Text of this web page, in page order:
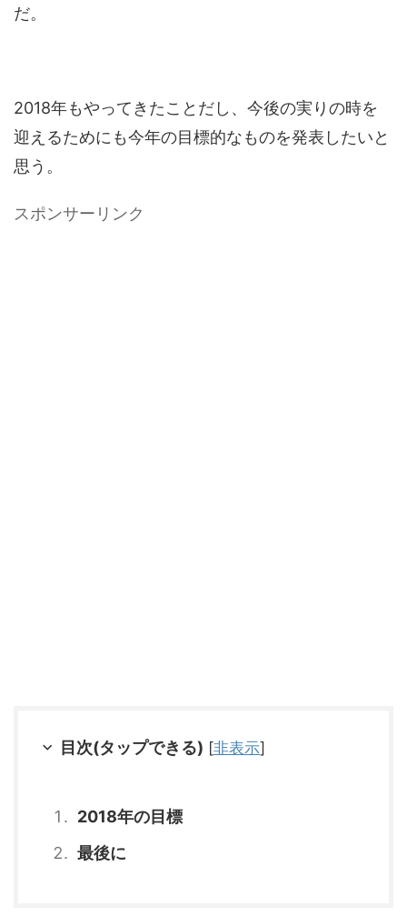
だ。
2018年もやってきたことだし、今後の実りの時を
迎えるためにも今年の目標的なものを発表したいと
思う。
スポンサーリンク
目次(タップできる) [非表示]
2018年の目標
最後に